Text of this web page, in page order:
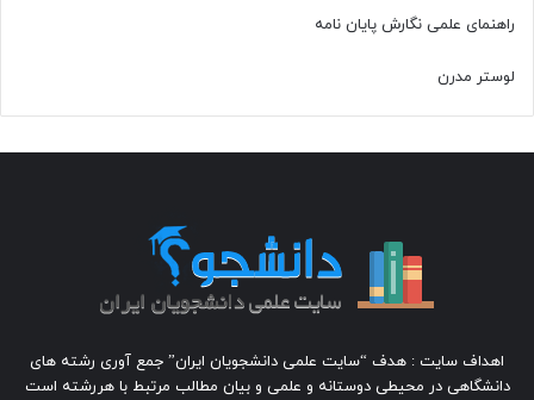
راهنمای علمی نگارش پایان نامه
لوستر مدرن
اهداف سایت : هدف “سایت علمی دانشجویان ایران” جمع آوری رشته های
دانشگاهی در محیطی دوستانه و علمی و بیان مطالب مرتبط با هررشته است